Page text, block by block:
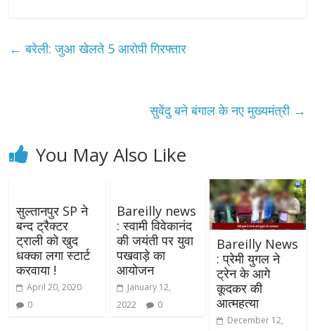
← बरेली: जुआ खेलते 5 आरोपी गिरफ्तार
सुवेंदु बने बंगाल के नए मुख्यमंत्री →
You May Also Like
सुल्तानपुर SP ने
बन्द ट्रैक्टर
ट्राली को खुद
धक्का लगा स्टार्ट
करवाया !
April 20, 2020
0
Bareilly news
: स्वामी विवेकानंद
की जयंती पर युवा
पखवाड़े का
आयोजन
January 12,
2022
0
Bareilly News
: प्रेमी युगल ने
ट्रेन के आगे
कूदकर की
आत्महत्या
December 12,